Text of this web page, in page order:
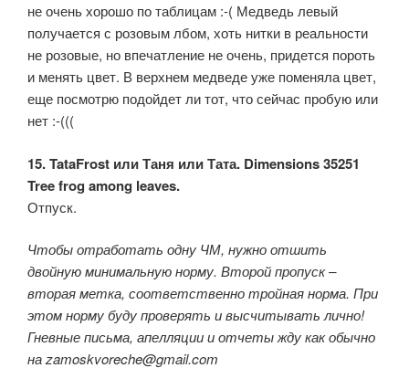
не очень хорошо по таблицам :-( Медведь левый
получается с розовым лбом, хоть нитки в реальности
не розовые, но впечатление не очень, придется пороть
и менять цвет. В верхнем медведе уже поменяла цвет,
еще посмотрю подойдет ли тот, что сейчас пробую или
нет :-(((
15. TataFrost или Таня или Тата. Dimensions 35251
Tree frog among leaves.
Отпуск.
Чтобы отработать одну ЧМ, нужно отшить
двойную минимальную норму. Второй пропуск –
вторая метка, соответственно тройная норма. При
этом норму буду проверять и высчитывать лично!
Гневные письма, апелляции и отчеты жду как обычно
на zamoskvoreche@gmail.com